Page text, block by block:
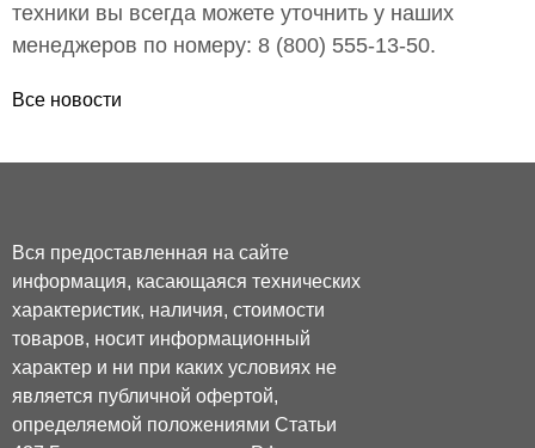
техники вы всегда можете уточнить у наших
менеджеров по номеру: 8 (800) 555-13-50.
Все новости
Вся предоставленная на сайте
информация, касающаяся технических
характеристик, наличия, стоимости
товаров, носит информационный
характер и ни при каких условиях не
является публичной офертой,
определяемой положениями Статьи